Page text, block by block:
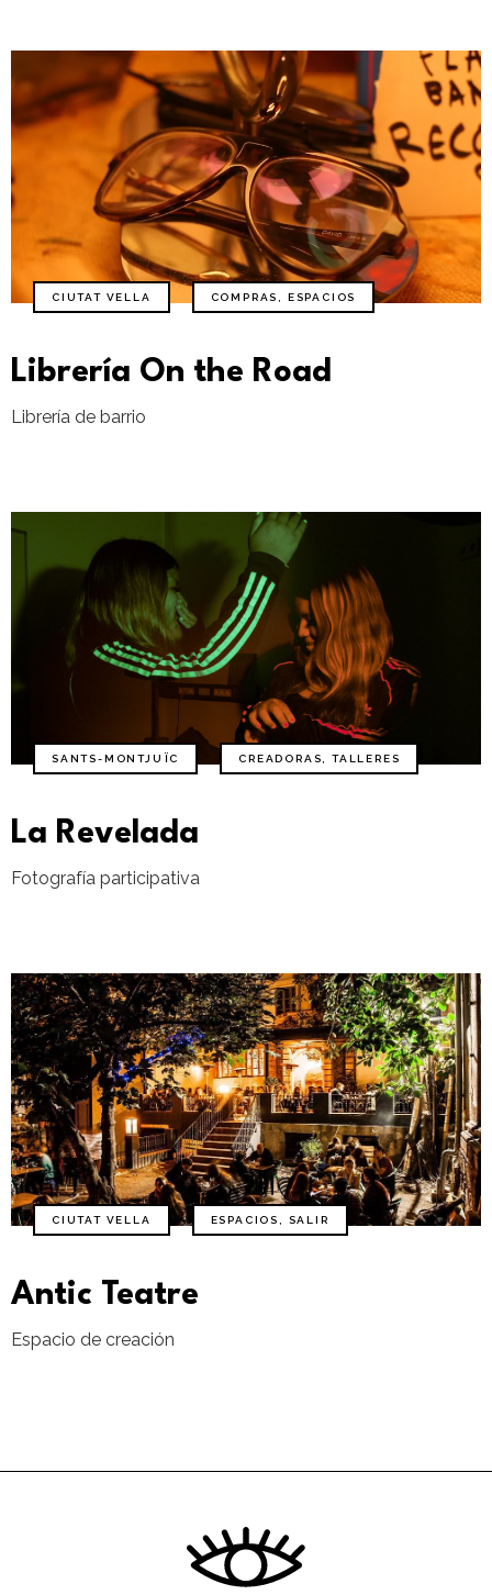
CIUTAT VELLA COMPRAS ESPACIOS
Librería On the Road
Librería de barrio
SANTS-MONTJUÏC CREADORAS ,TALLERES
La Revelada
Fotografía participativa
CIUTAT VELLA ESPACIOS SALIR
Antic Teatre
Espacio de creación